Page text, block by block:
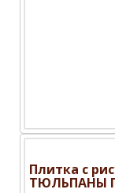
Плитка с
ТЮЛЬПАНЫ